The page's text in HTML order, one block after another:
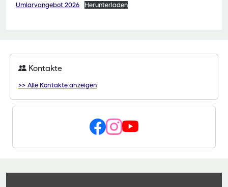
Umlarvangebot 2026 Herunterladen
Kontakte
>> Alle Kontakte anzeigen